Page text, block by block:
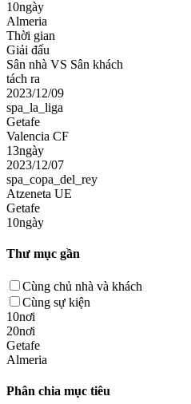
10ngày
Almeria
Thời gian
Giải đấu
Sân nhà VS Sân khách
tách ra
2023/12/09
spa_la_liga
Getafe
Valencia CF
13ngày
2023/12/07
spa_copa_del_rey
Atzeneta UE
Getafe
10ngày
Thư mục gần
Cùng chủ nhà và khách
Cùng sự kiện
10nơi
20nơi
Getafe
Almeria
Phân chia mục tiêu